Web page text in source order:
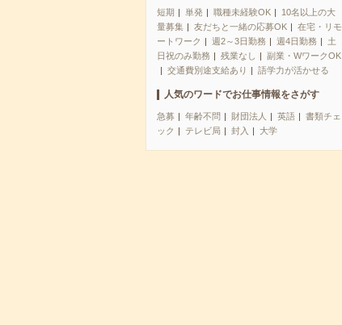
短期 単発 職種未経験OK
10名以上の大
量募集
友だちと一緒の応募OK
在宅・リモ
ートワーク
週2～3日勤務 週4日勤務
土
日祝のみ勤務
残業なし
副業・WワークOK
交通費別途支給あり
語学力が活かせる
人気のワードでお仕事情報をさがす
急募 年齢不問 財団法人 英語
書類チェ
ック
テレビ局 封入 大学